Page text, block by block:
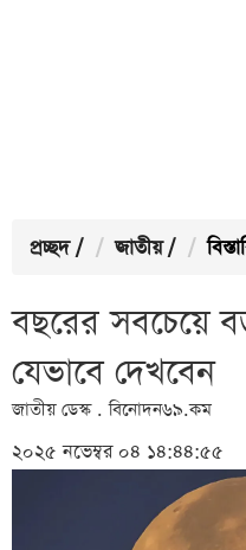
প্রচ্ছদ / জাতীয় /
বছরের সবচেয়ে
যেভাবে দেখবেন
জাতীয় ডেস্ক . বিনোদন৬৯.কম
২০২৫ নভেম্বর ০৪ ১৪:৪৪:৫৫